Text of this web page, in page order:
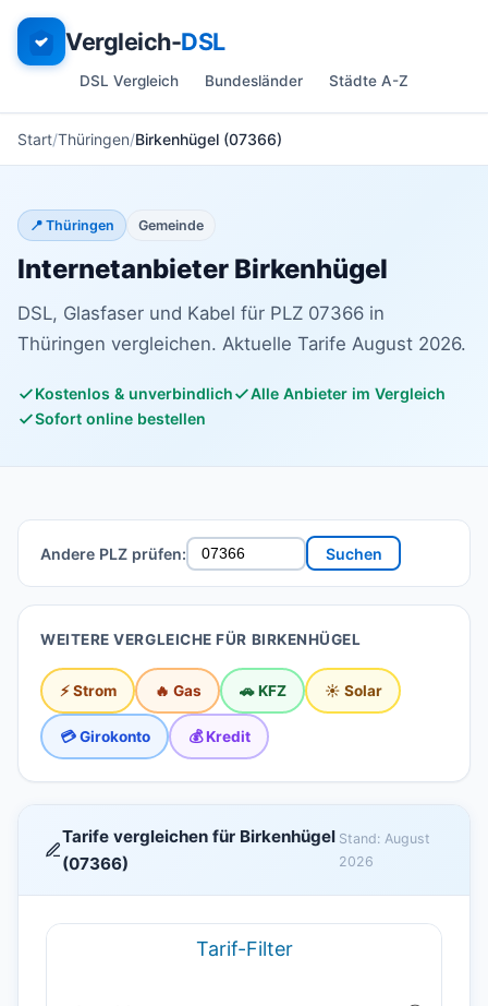
Vergleich-DSL
DSL Vergleich Bundesländer Städte A-Z
Start Thüringen Birkenhügel (07366)
📍 Thüringen Gemeinde
Internetanbieter Birkenhügel
DSL, Glasfaser und Kabel für PLZ 07366 in
Thüringen vergleichen. Aktuelle Tarife August 2026.
Kostenlos & unverbindlich
Alle Anbieter im Vergleich
Sofort online bestellen
Andere PLZ prüfen: Suchen
WEITERE VERGLEICHE FÜR BIRKENHÜGEL
⚡ Strom 🔥 Gas 🚗 KFZ ☀️ Solar
💳 Girokonto 💰 Kredit
Tarife vergleichen für Birkenhügel
(07366)
Stand: August
2026